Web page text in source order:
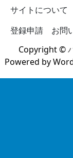
サイトについて
登録申請
お問
Copyright ©
Powered by